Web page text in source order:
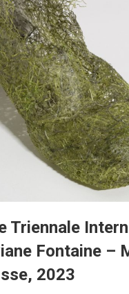
Triennale
Fontaine –
2023